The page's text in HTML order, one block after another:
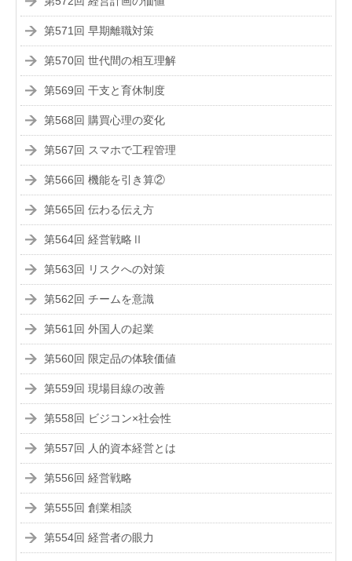
第571回 早期離職対策
第570回 世代間の相互理解
第569回 干支と育休制度
第568回 購買心理の変化
第567回 スマホで工程管理
第566回 機能を引き算②
第565回 伝わる伝え方
第564回 経営戦略Ⅱ
第563回 リスクへの対策
第562回 チームを意識
第561回 外国人の起業
第560回 限定品の体験価値
第559回 現場目線の改善
第558回 ビジコン×社会性
第557回 人的資本経営とは
第556回 経営戦略
第555回 創業相談
第554回 経営者の眼力